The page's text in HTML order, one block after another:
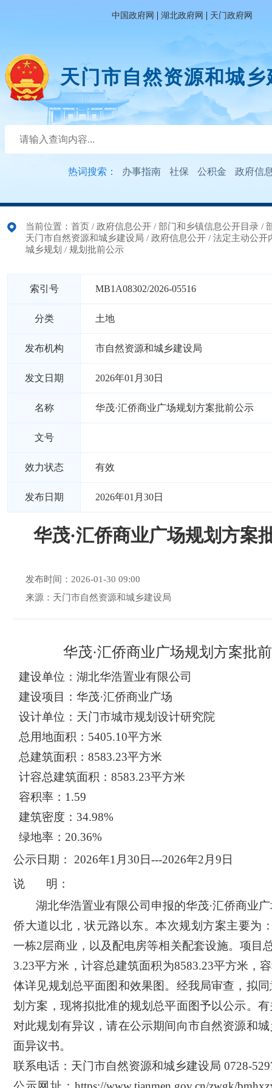
中国政府网 | 湖北政府网 | 天门政府网
天门市自然资源和城
热词搜索： 办事指南 社保 公积金 政府信
当前位置： 首页 / 政府信息公开 / 部门和乡镇信息公开目录 /
天门市自然资源和城乡建设局 / 政府信息公开 / 法定主动公开
城乡规划 / 规划批前公示
索引号 MB1A08302/2026-05516
分类 土地
发布机构 市自然资源和城乡建设局
发文日期 2026年01月30日
名称 华茂·汇侨商业广场规划方案批前公示
文号
效力状态 有效
发布日期 2026年01月30日
华茂·汇侨商业广场规划方案
发布时间：2026-01-30 09:00
来源：天门市自然资源和城乡建设局
华茂·汇侨商业广场规划方案批
建设单位：湖北华浩置业有限公司
建设项目： 华茂·汇侨商业广场
设计单位：天门市城市规划设计研究院
总用地面积： 5405.10平方米
总建筑面积： 8583.23平方米
计容总建筑面积： 8583.23平方米
容积率： 1.59
建筑密度： 34.98%
绿地率： 20.36%
公示日期：
2026年1 月 30 日---2026年2 月 9 日
说
明：
湖北华浩置业有限公司申报的华茂·汇侨商业
侨大道以北，状元路以东。本次规划方案主要为
一栋2层商业，以及配电房等相关配套设施。项目
3.23平方米， 计容总建筑面积为8583.23平方米 ，
体详见规划总平面图和效果图 。经我局审查，拟
划方案，现将拟批准的规划总平面图予以公示。
对此规划有异议，请在公示期间向市自然资源和城
面异议书。
联系电话：天门市自然资源和城乡建设局 0728-